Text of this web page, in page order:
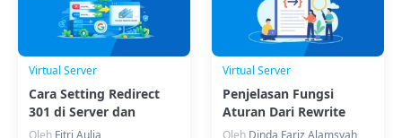
Virtual Server
Cara Setting Redirect
301 di Server dan
Google Search Console
Virtual Server
Penjelasan Fungsi
Aturan Dari Rewrite
Rules CyberPanel